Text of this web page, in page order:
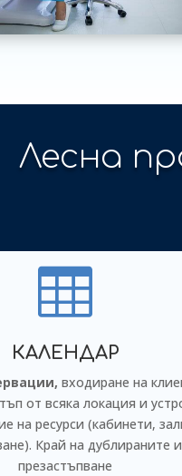
Край

КАЛЕНДАР
входиране на
от всяка локация и
на ресурси (кабинети,
Край на дублираните и
презастъпване